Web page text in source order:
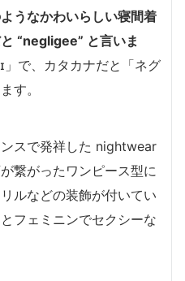
うなかわいらしい寝間着
“negligee” と言いま
」で、カタカナだと「ネグ
す。
スで発祥した nightwear
繋がったワンピース型に
ルなどの装飾が付いてい
フェミニンでセクシーな